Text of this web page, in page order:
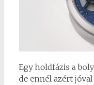
Egy holdfázis a
de ennél azért